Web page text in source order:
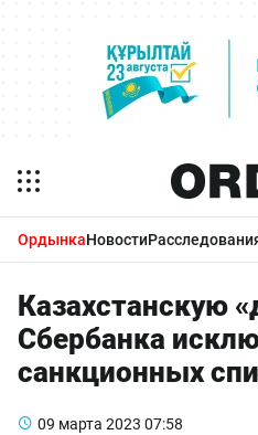
ОрдынкаНовости
Казахстанскую
Сбербанка
санкционных
09 марта 2023 07:58